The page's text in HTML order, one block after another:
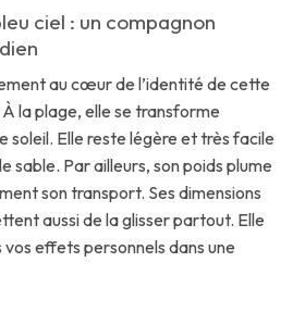
ciel : un compagnon
au cœur de l’identité de cette
la plage, elle se transforme
soleil. Elle reste légère et très facile
sable. Par ailleurs, son poids plume
son transport. Ses dimensions
aussi de la glisser partout. Elle
vos effets personnels dans une